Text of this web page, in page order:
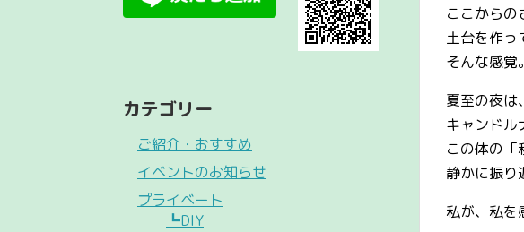
ここからの
土台を作っ
そんな感覚。
夏至の夜は、
キャンドル
この体の「
静かに振り
私が、私を
カテゴリー
ご紹介・おすすめ
イベントのお知らせ
プライベート
┗DIY